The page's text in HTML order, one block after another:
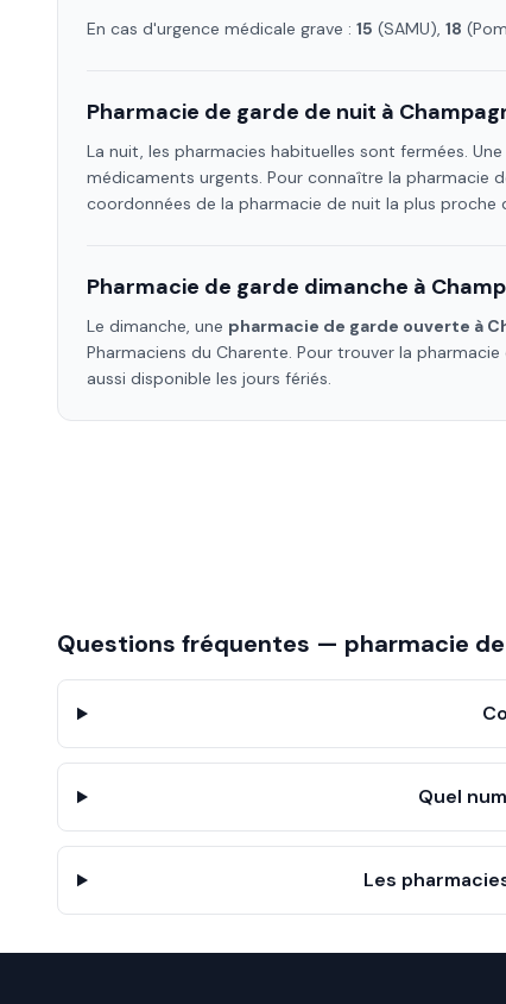
En cas d'urgence médicale grave : 15 (SAMU), 18
Pharmacie de garde de nuit à
La nuit, les pharmacies habituelles sont fermées. Une
médicaments urgents. Pour connaître la pharmacie
coordonnées de la pharmacie de nuit la plus proche
Pharmacie de garde dimanche à
Le dimanche, une pharmacie de garde ouverte à
Pharmaciens du Charente. Pour trouver la
aussi disponible les jours fériés.
Questions fréquentes — pharmacie
Quel
Les